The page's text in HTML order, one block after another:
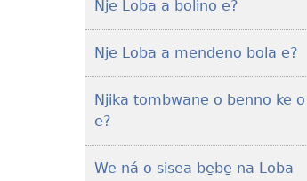
Loba
Nje Loba a bolino̱ e?
Nje Loba a me̱nde̱no̱ bola e?
Njika tombwane̱ o be̱nno̱ ke̱
e?
We ná o sisea be̱be̱ na Loba